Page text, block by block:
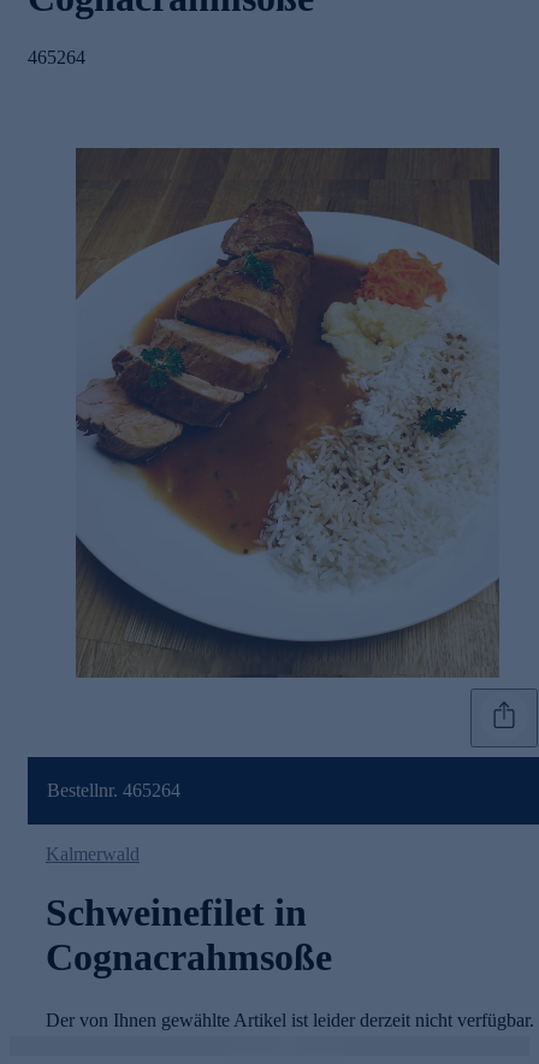
465264
Bestellnr. 465264
Kalmerwald
Schweinefilet in
Cognacrahmsoße
Der von Ihnen gewählte Artikel ist leider derzeit nicht verfügbar.